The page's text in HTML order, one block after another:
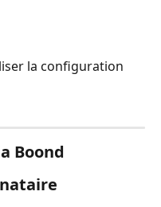
la configuration
Boond